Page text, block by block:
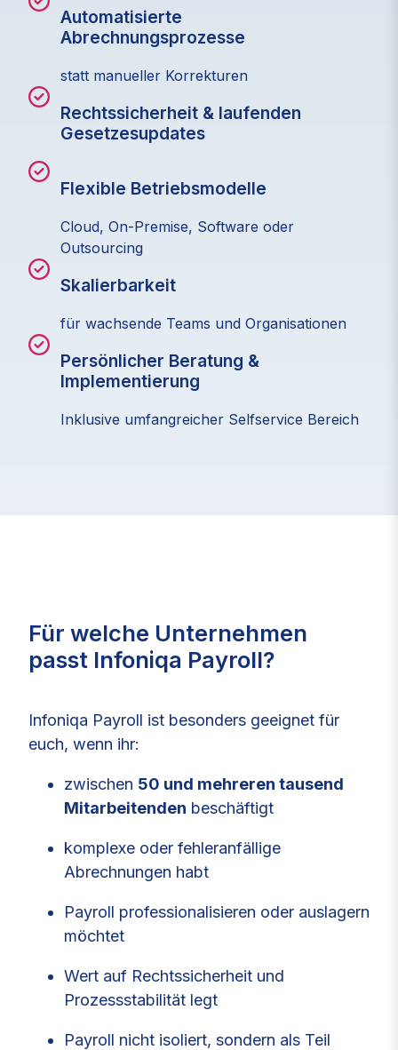
Automatisierte
Abrechnungsprozesse
statt manueller Korrekturen
Rechtssicherheit & laufenden
Gesetzesupdates
Flexible Betriebsmodelle
Cloud, On‑Premise, Software oder
Outsourcing
Skalierbarkeit
für wachsende Teams und Organisationen
Persönlicher Beratung &
Implementierung
Inklusive umfangreicher Selfservice Bereich
Für welche Unternehmen
passt Infoniqa Payroll?
Infoniqa Payroll ist besonders geeignet für
euch, wenn ihr:
zwischen 50 und mehreren tausend
Mitarbeitenden beschäftigt
komplexe oder fehleranfällige
Abrechnungen habt
Payroll professionalisieren oder auslagern
möchtet
Wert auf Rechtssicherheit und
Prozessstabilität legt
Payroll nicht isoliert, sondern als Teil